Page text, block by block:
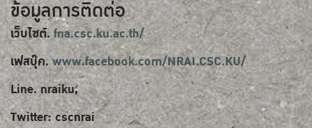
ข้อมูลการติดต่อ
เว็บไซต์.fna.csc.ku.ac.th/
เฟสบุ๊ค.www.facebook.com/NRAI.CSC.KU/
Line. nraiku,
Twitter: cscnrai